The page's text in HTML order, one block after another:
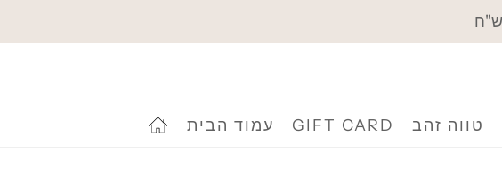
טווה זהב GIFT CARD עמוד הבית